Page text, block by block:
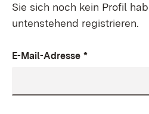
Sie sich noch kein Profil
untenstehend registrieren.
E-Mail-Adresse *